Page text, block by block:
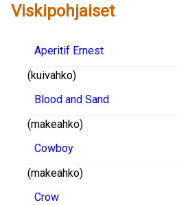
Viskipohjaiset
Aperitif Ernest
(kuivahko)
Blood and Sand
(makeahko)
Cowboy
(makeahko)
Crow